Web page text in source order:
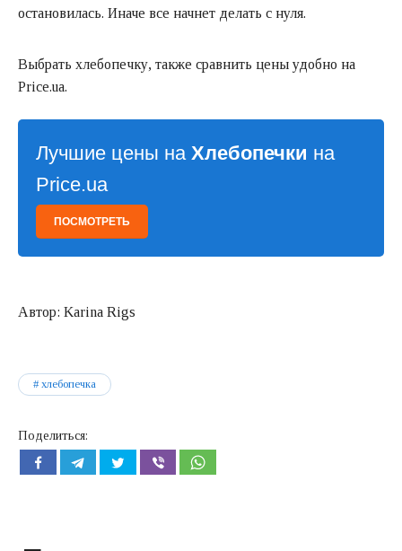
остановилась. Иначе все начнет делать с нуля.
Выбрать хлебопечку, также сравнить цены удобно на
Price.ua.
Лучшие цены на Хлебопечки на
Price.ua
ПОСМОТРЕТЬ
Автор: Karina Rigs
хлебопечка
Поделиться: